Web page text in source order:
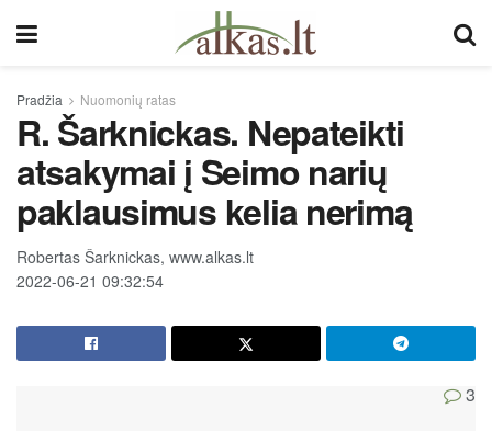
Pradžia Nuomonių ratas
R. Šarknickas. Nepateikti
atsakymai į Seimo narių
paklausimus kelia nerimą
Robertas Šarknickas, www.alkas.lt
2022-06-21 09:32:54
3